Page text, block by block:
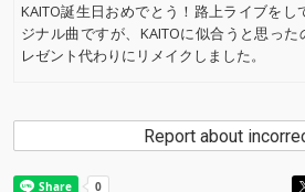
KAITO誕生日おめでとう！路上ライブをし
ジナル曲ですが、KAITOに似合うと思っ
レゼント代わりにリメイクしました。
Report about